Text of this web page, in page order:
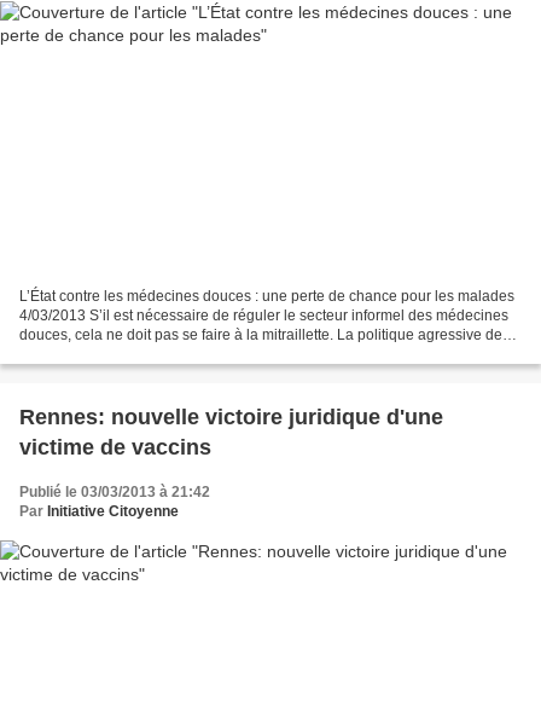
L’État contre les médecines douces : une perte de chance pour les malades
4/03/2013 S’il est nécessaire de réguler le secteur informel des médecines
douces, cela ne doit pas se faire à la mitraillette. La politique agressive de
Rennes: nouvelle victoire juridique d'une
victime de vaccins
Publié le 03/03/2013 à 21:42
Par Initiative Citoyenne